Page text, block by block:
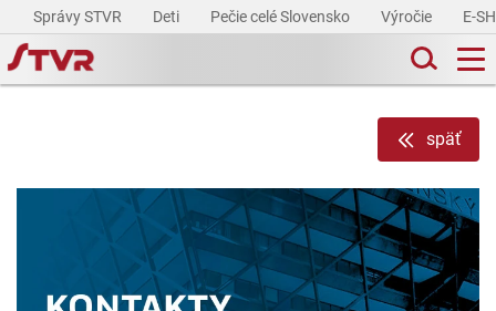
Správy STVR Deti Pečie celé Slovensko Výročie E-
späť